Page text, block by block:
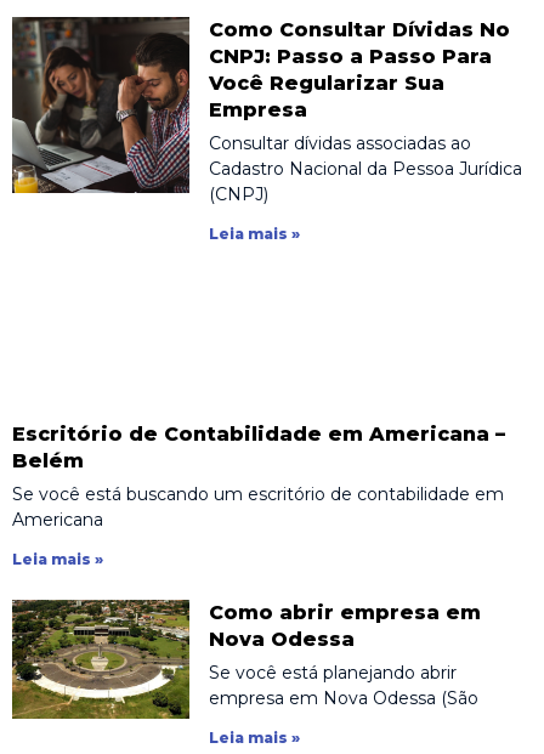
Como Consultar Dívidas No
CNPJ: Passo a Passo Para
Você Regularizar Sua
Empresa
Consultar dívidas associadas ao
Cadastro Nacional da Pessoa Jurídica
(CNPJ)
Leia mais »
Escritório de Contabilidade em Americana –
Belém
Se você está buscando um escritório de contabilidade em
Americana
Leia mais »
Como abrir empresa em
Nova Odessa
Se você está planejando abrir
empresa em Nova Odessa (São
Leia mais »